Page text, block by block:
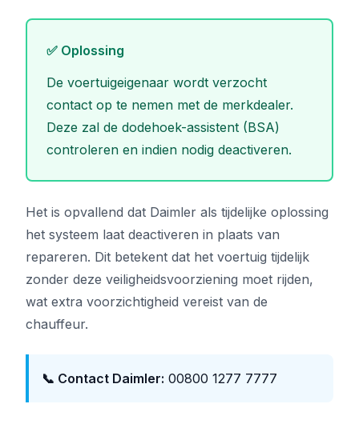
✅ Oplossing
De voertuigeigenaar wordt verzocht
contact op te nemen met de merkdealer.
Deze zal de dodehoek-assistent (BSA)
controleren en indien nodig deactiveren.
Het is opvallend dat Daimler als tijdelijke oplossing
het systeem laat deactiveren in plaats van
repareren. Dit betekent dat het voertuig tijdelijk
zonder deze veiligheidsvoorziening moet rijden,
wat extra voorzichtigheid vereist van de
chauffeur.
📞 Contact Daimler: 00800 1277 7777